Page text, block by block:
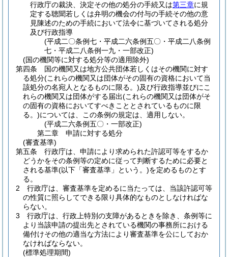
行政庁の裁決、決定その他の処分の手続又は第三章に規
定する聴聞若しくは弁明の機会の付与の手続その他の意
見陳述のための手続において法令に基づいてされる処分
及び行政指導
(平成二〇条例七・平成二六条例五〇・平成二八条例
七・平成二八条例一九・一部改正)
(国の機関等に対する処分等の適用除外)
第四条
国の機関又は地方公共団体若しくはその機関に対す
る処分(これらの機関又は団体がその固有の資格において当
該処分の名宛人となるものに限る。)及び行政指導並びにこ
れらの機関又は団体がする届出(これらの機関又は団体がそ
の固有の資格においてすべきこととされているものに限
る。)については、この条例の規定は、適用しない。
(平成二六条例五〇・一部改正)
第二章
申請に対する処分
(審査基準)
第五条
行政庁は、申請により求められた許認可等をするか
どうかをその条例等の定めに従って判断するために必要と
される基準(以下「審査基準」という。)を定めるものとす
る。
2
行政庁は、審査基準を定めるに当たっては、当該許認可等
の性質に照らしてできる限り具体的なものとしなければな
らない。
3
行政庁は、行政上特別の支障があるときを除き、条例等に
より当該申請の提出先とされている機関の事務所における
備付けその他の適当な方法により審査基準を公にしておか
なければならない。
(標準処理期間)